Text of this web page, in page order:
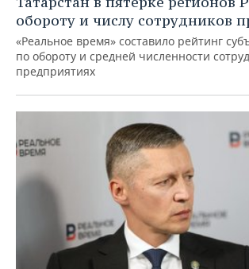
обороту и числу сотрудников
«Реальное время» составило рейтинг
по обороту и средней численности
предприятиях